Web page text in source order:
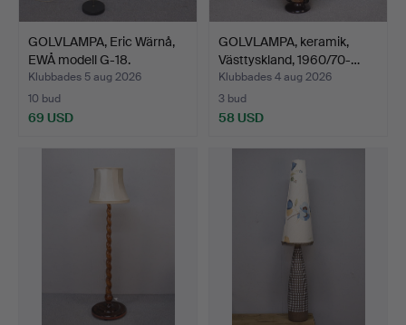
GOLVLAMPA, Eric Wärnå,
EWÅ modell G-18.
Klubbades 5 aug 2026
10 bud
69 USD
GOLVLAMPA, keramik,
Västtyskland, 1960/70-…
Klubbades 4 aug 2026
3 bud
58 USD